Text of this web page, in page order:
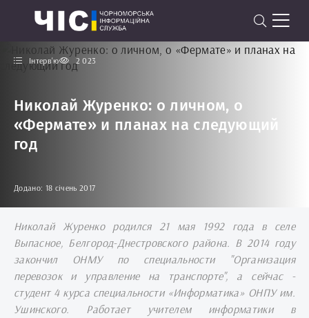
Інтерв'ю 2 023
Николай Журенко: о личном, о
«Фермате» и планах на следующий
год
Додано: 18 січень 2017
Николай Журенко родился 21 мая 1992 года в селе
Выпасное, Белгород-Днестровского района. В 2014 году
закончил ОНМУ по специальности "Организация
перевозок и управление на транспорте", а сейчас -
студент 4 курса специальности «Информатика» ОНПУ им.
Ушинского. Работает учителем информатики в